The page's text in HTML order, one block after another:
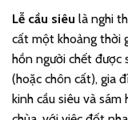
Lễ cầu siêu là nghi
cất một khoảng thời
hồn người chết được
(hoặc chôn cất), gia
kinh cầu siêu và